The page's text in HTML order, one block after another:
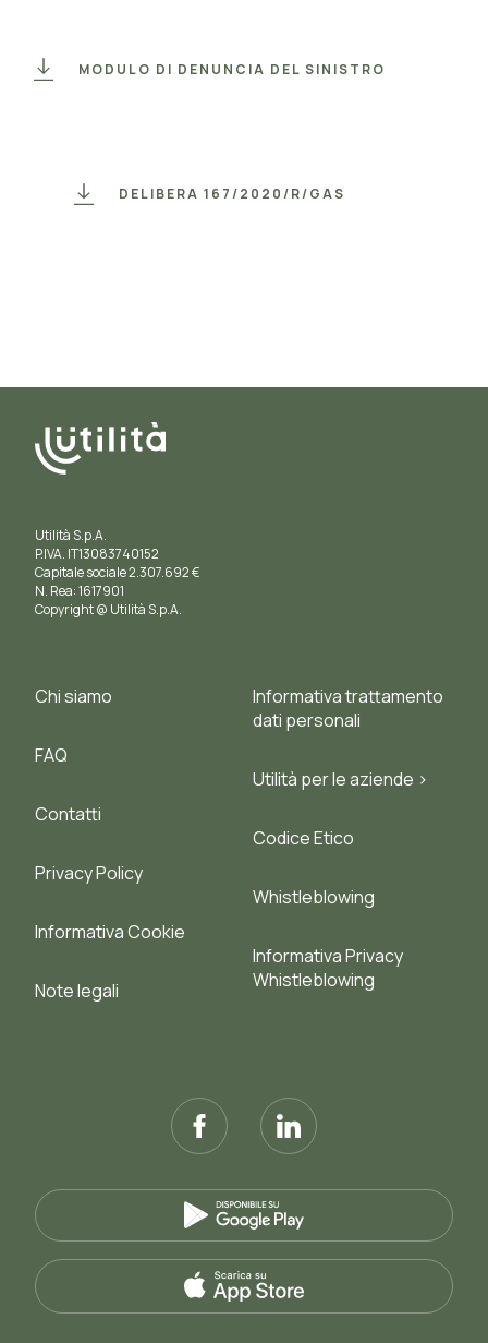
MODULO DI DENUNCIA DEL SINISTRO
DELIBERA 167/2020/R/GAS
Utilità S.p.A.
P.IVA. IT13083740152
Capitale sociale 2.307.692 €
N. Rea: 1617901
Copyright @ Utilità S.p.A.
Chi siamo
FAQ
Contatti
Privacy Policy
Informativa Cookie
Note legali
Informativa trattamento
dati personali
Utilità per le aziende >
Codice Etico
Whistleblowing
Informativa Privacy
Whistleblowing